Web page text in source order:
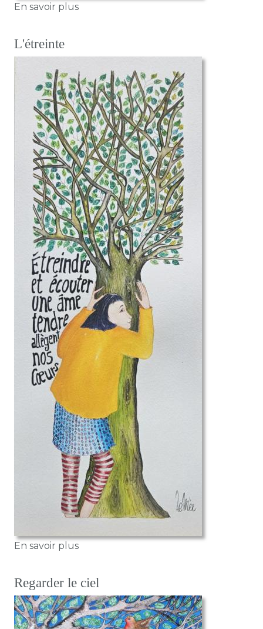
En savoir plussur La recette de cuisine
L'étreinte
En savoir plussur L'étreinte
Regarder le ciel